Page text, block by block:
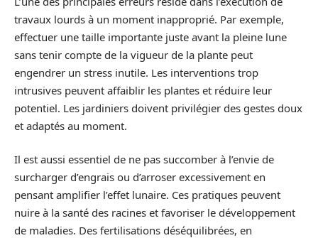
travaux lourds à un moment inapproprié. Par exemple,
effectuer une taille importante juste avant la pleine lune
sans tenir compte de la vigueur de la plante peut
engendrer un stress inutile. Les interventions trop
intrusives peuvent affaiblir les plantes et réduire leur
potentiel. Les jardiniers doivent privilégier des gestes doux
et adaptés au moment.
Il est aussi essentiel de ne pas succomber à l’envie de
surcharger d’engrais ou d’arroser excessivement en
pensant amplifier l’effet lunaire. Ces pratiques peuvent
nuire à la santé des racines et favoriser le développement
de maladies. Des fertilisations déséquilibrées, en